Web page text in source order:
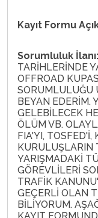
Kayıt Formu
Sorumluluk İlanı:
TARİHLERİNDE
OFFROAD
SORUMLULUĞU
BEYAN EDERİM.
GELEBİLECEK
ÖLÜM VB.
FIA'YI,
KURULUŞLARIN
YARIŞMADAKİ
GÖREVLİLERİ
TRAFİK
GEÇERLİ OLAN
BİLİYORUM.